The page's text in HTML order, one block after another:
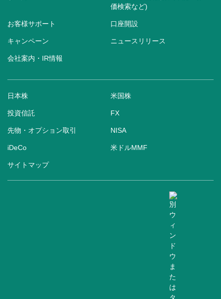
価検索など)
お客様サポート 口座開設
キャンペーン ニュースリリース
会社案内・IR情報
日本株 米国株
投資信託 FX
先物・オプション取引 NISA
iDeCo 米ドルMMF
サイトマップ